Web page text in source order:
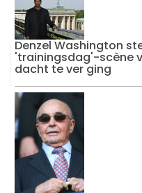
Denzel Washington
'trainingsdag'-scène
dacht te ver ging